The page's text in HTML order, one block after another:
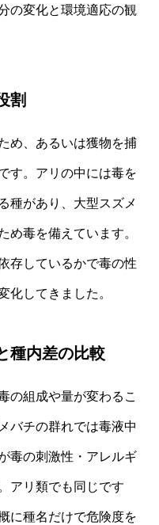
の変化と環境適応の観
割
め、あるいは獲物を捕
す。アリの中には毒を
種があり、大型スズメ
め毒を備えています。
存しているかで毒の性
化してきました。
種内差の比較
の組成や量が変わるこ
バチの群れでは毒液中
毒の刺激性・アレルギ
アリ類でも同じです
に種名だけで危険度を